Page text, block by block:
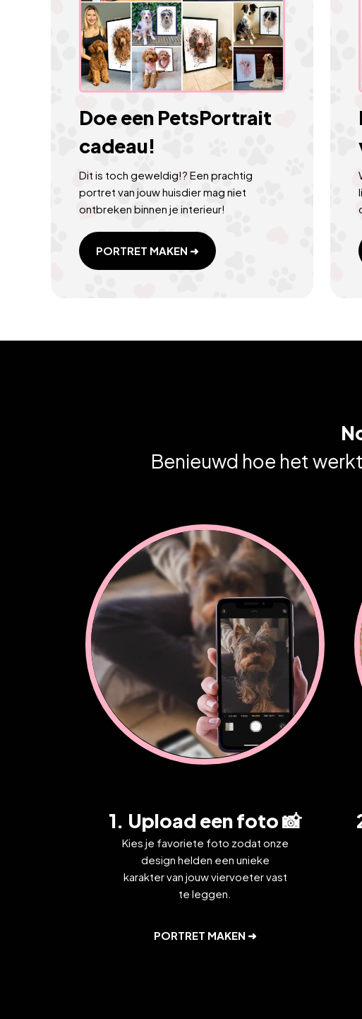
Doe een PetsPortrait
cadeau!
Dit is toch geweldig!? Een prachtig
portret van jouw huisdier mag niet
ontbreken binnen je interieur!
PORTRET MAKEN ➜
Benieuwd hoe het
1. Upload een foto 📸
Kies je favoriete foto zodat onze
design helden een unieke
karakter van jouw viervoeter vast
te leggen.
PORTRET MAKEN ➜